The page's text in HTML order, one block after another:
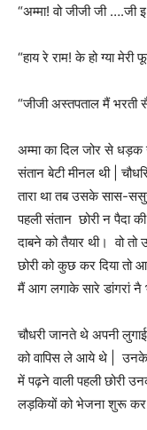
“अम्मा! वो जीजी जी ….जी
“हाय रे राम! के हो ग्या
“जीजी अस्तपताल मैं
अम्मा का दिल जोर से धड़क
संतान बेटी मीनल थी |
तारा था तब उसके सास-
पहली संतान छोरी न पैदा
दाबने को तैयार थी। वो
छोरी को कुछ कर दिया तो
मैं आग लगाके सारे डांगरां नै
चौधरी जानते थे अपनी
को वापिस ले आये थे | उनके
में पढ़ने वाली पहली छोरी
लड़कियों को भेजना शुरू कर